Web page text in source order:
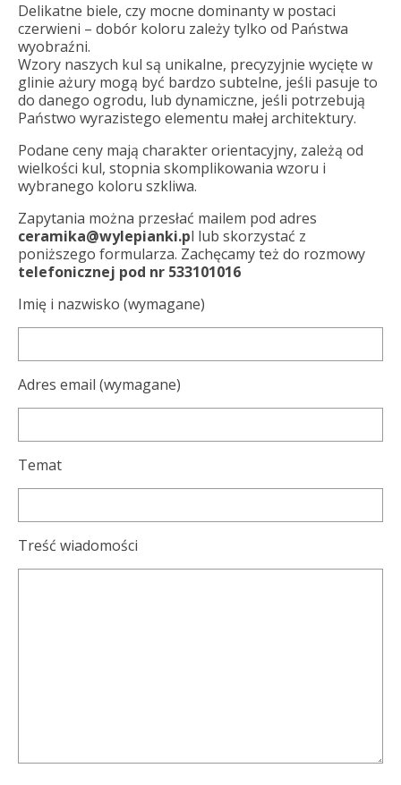
Delikatne biele, czy mocne dominanty w postaci
czerwieni – dobór koloru zależy tylko od Państwa
wyobraźni.
Wzory naszych kul są unikalne, precyzyjnie wycięte w
glinie ażury mogą być bardzo subtelne, jeśli pasuje to
do danego ogrodu, lub dynamiczne, jeśli potrzebują
Państwo wyrazistego elementu małej architektury.
Podane ceny mają charakter orientacyjny, zależą od
wielkości kul, stopnia skomplikowania wzoru i
wybranego koloru szkliwa.
Zapytania można przesłać mailem pod adres
ceramika@wylepianki.pl lub skorzystać z
poniższego formularza. Zachęcamy też do rozmowy
telefonicznej pod nr 533101016
Imię i nazwisko (wymagane)
Adres email (wymagane)
Temat
Treść wiadomości